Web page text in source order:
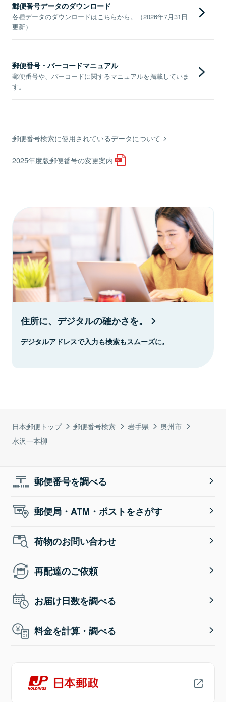
日本郵便トップ 郵便番号検索 岩手県
奥州市
水沢一本柳
郵便番号データのダウンロード
各種データのダウンロードはこちらから。（2026年7月31日
更新）
郵便番号・バーコードマニュアル
郵便番号や、バーコードに関するマニュアルを掲載していま
す。
郵便番号検索に使用されているデータについて
2025年度版郵便番号の変更案内
住所に、デジタルの確かさを。
デジタルアドレスで入力も検索もスムーズに。
郵便番号を調べる
郵便局・ATM・ポストをさがす
荷物のお問い合わせ
再配達のご依頼
お届け日数を調べる
料金を計算・調べる